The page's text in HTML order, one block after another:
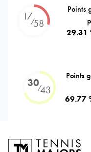
17⁄58
Points
29.31
30⁄43
Points
69.77